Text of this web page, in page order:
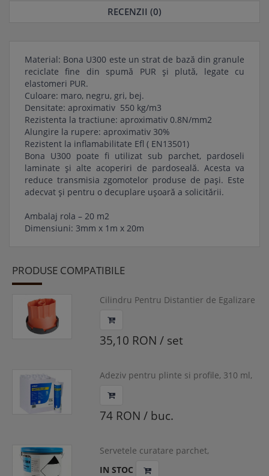
RECENZII (0)
Material: Bona U300 este un strat de bază din granule
reciclate fine din spumă PUR și plută, legate cu
elastomeri PUR.
Culoare: maro, negru, gri, bej.
Densitate: aproximativ 550 kg/m3
Rezistenta la tractiune: aproximativ 0.8N/mm2
Alungire la rupere: aproximativ 30%
Rezistent la inflamabilitate Efl ( EN13501)
Bona U300 poate fi utilizat sub parchet, pardoseli
laminate și alte acoperiri de pardoseală. Acesta va
reduce transmisia zgomotelor produse de pași. Este
adecvat și pentru o decuplare ușoară a solicitării.
Ambalaj rola – 20 m2
Dimensiuni: 3mm x 1m x 20m
PRODUSE COMPATIBILE
Cilindru Pentru Distantier de Egalizare
35,10 RON / set
Adeziv pentru plinte si profile, 310 ml,
74 RON / buc.
Servetele curatare parchet,
IN STOC